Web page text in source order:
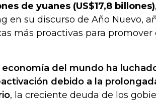
de yuanes (US$17,8 billones)
en su discurso de Año Nuevo,
más proactivas para
del mundo ha
debido a la
, la creciente deuda de los